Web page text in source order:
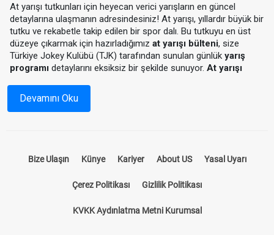
At yarışı tutkunları için heyecan verici yarışların en güncel
detaylarına ulaşmanın adresindesiniz! At yarışı, yıllardır büyük bir
tutku ve rekabetle takip edilen bir spor dalı. Bu tutkuyu en üst
düzeye çıkarmak için hazırladığımızat yarışı bülteni, size
Türkiye Jokey Kulübü (TJK) tarafından sunulan günlükyarış
programı detaylarını eksiksiz bir şekilde sunuyor.At yarışı
durumlarını önceden inceleyebilir, yarışlardan en iyi sonuçları
almak için stratejinizi oluşturabilirsiniz.
kapsamı bir rehberdir. Hangi hipodromda, hangi atların
ve pist koşullarını öğrenmek için ideal bir kaynaktır. Bizim
Devamını Oku
Bize Ulaşın Künye Kariyer About US Yasal Uyarı
Çerez Politikası Gizlilik Politikası
KVKK Aydınlatma Metni Kurumsal